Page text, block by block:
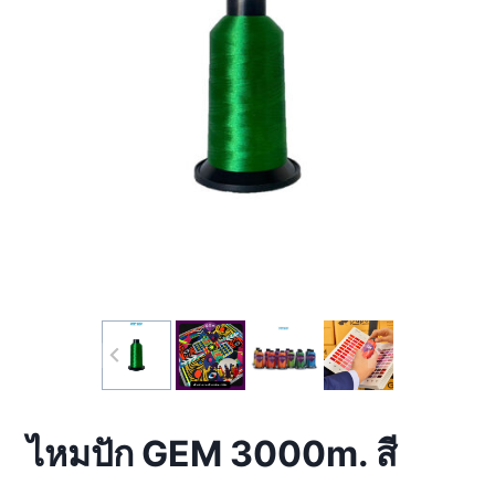
ไหมปัก GEM 3000m. สี